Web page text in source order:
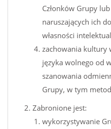
Członków Grupy
naruszających ich
własności
zachowania kultury
języka wolnego od
szanowania
Grupy, w tym
Zabronione jest:
wykorzystywanie